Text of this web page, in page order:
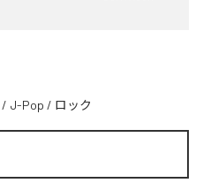
/ J-Pop / ロック